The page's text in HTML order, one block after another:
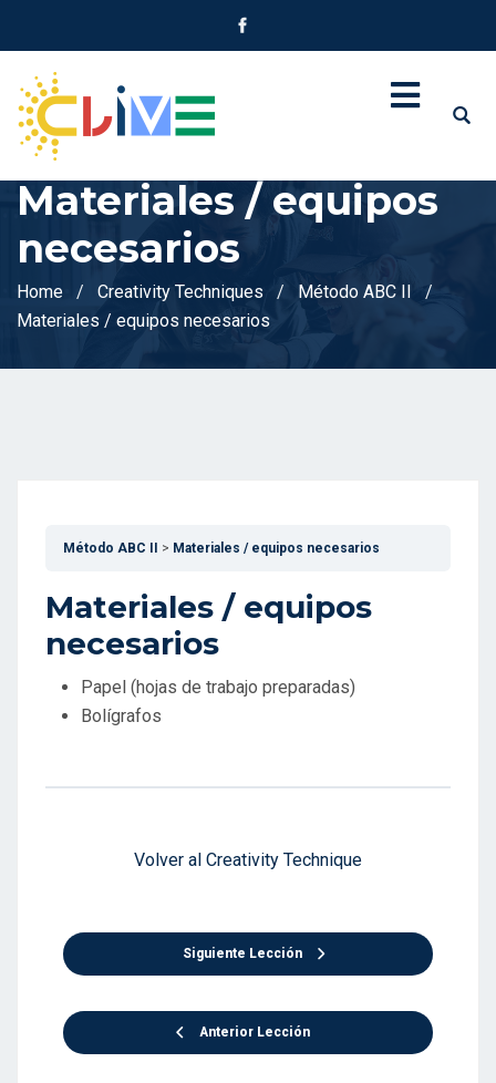
Materiales / equipos
necesarios
Home Creativity Techniques
Método ABC II
Materiales / equipos necesarios
Método ABC II Materiales / equipos necesarios
Materiales / equipos
necesarios
Papel (hojas de trabajo preparadas)
Bolígrafos
Anterior Lección
Volver al Creativity Technique
Siguiente Lección